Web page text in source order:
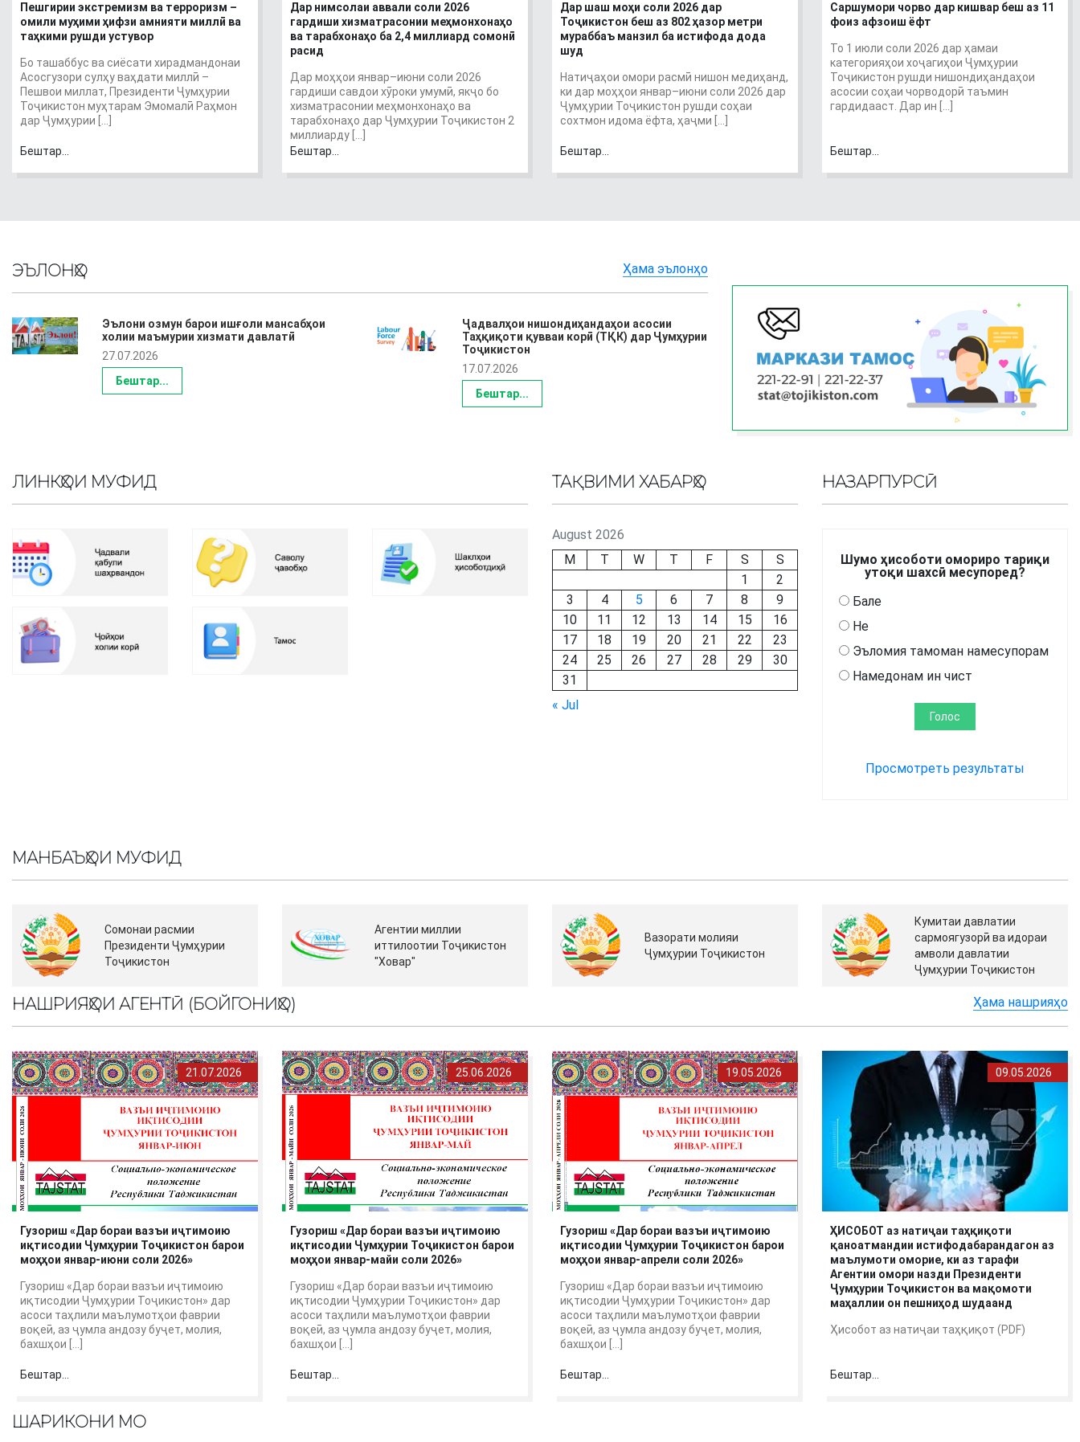
Пешгирии экстремизм ва терроризм –
омили муҳими ҳифзи амнияти миллӣ ва
таҳкими рушди устувор
Бо ташаббус ва сиёсати хирадмандонаи
Асосгузори сулҳу ваҳдати миллӣ –
Пешвои миллат, Президенти Ҷумҳурии
Тоҷикистон муҳтарам Эмомалӣ Раҳмон
дар Ҷумҳурии […]
Бештар...
Дар нимсолаи аввали соли 2026
гардиши хизматрасонии меҳмонхонаҳо
ва тарабхонаҳо ба 2,4 миллиард сомонӣ
расид
Дар моҳҳои январ–июни соли 2026
гардиши савдои хӯроки умумӣ, якҷо бо
хизматрасонии меҳмонхонаҳо ва
тарабхонаҳо дар Ҷумҳурии Тоҷикистон 2
миллиарду […]
Бештар...
Дар шаш моҳи соли 2026 дар
Тоҷикистон беш аз 802 ҳазор метри
мураббаъ манзил ба истифода дода
шуд
Натиҷаҳои омори расмӣ нишон медиҳанд,
ки дар моҳҳои январ–июни соли 2026 дар
Ҷумҳурии Тоҷикистон рушди соҳаи
сохтмон идома ёфта, ҳаҷми […]
Бештар...
Саршумори чорво дар кишвар беш аз 11
фоиз афзоиш ёфт
То 1 июли соли 2026 дар ҳамаи
категорияҳои хоҷагиҳои Ҷумҳурии
Тоҷикистон рушди нишондиҳандаҳои
асосии соҳаи чорводорӣ таъмин
гардидааст. Дар ин […]
Бештар...
ЭЪЛОНҲО Ҳама эълонҳо
Эълони озмун барои ишғоли мансабҳои
холии маъмурии хизмати давлатӣ
27.07.2026
Бештар...
Ҷадвалҳои нишондиҳандаҳои асосии
Таҳқиқоти қувваи корӣ (ТҚК) дар Ҷумҳурии
Тоҷикистон
17.07.2026
Бештар...
ЛИНКҲОИ МУФИД ТАҚВИМИ ХАБАРҲО
August 2026
M
T W T F S
S
1
2
3
4 5 6 7 8
9
10
11 12 13 14 15
16
17
18 19 20 21 22
23
24
25 26 27 28 29
30
31
« Jul
НАЗАРПУРСӢ
Шумо ҳисоботи омориро тариқи
утоқи шахсӣ месупоред?
Бале
Не
Эъломия тамоман намесупорам
Намедонам ин чист
Просмотреть результаты
МАНБАЪҲОИ МУФИД
Сомонаи расмии
Президенти Ҷумҳурии
Тоҷикистон
Агентии миллии
иттилоотии Тоҷикистон
"Ховар"
Вазорати молияи
Ҷумҳурии Тоҷикистон
Кумитаи давлатии
сармоягузорӣ ва идораи
амволи давлатии
Ҷумҳурии Тоҷикистон
НАШРИЯҲОИ АГЕНТӢ (БОЙГОНИҲО) Ҳама нашрияҳо
21.07.2026
Гузориш «Дар бораи вазъи иҷтимоию
иқтисодии Ҷумҳурии Тоҷикистон барои
моҳҳои январ-июни соли 2026»
Гузориш «Дар бораи вазъи иҷтимоию
иқтисодии Ҷумҳурии Тоҷикистон» дар
асоси таҳлили маълумотҳои фаврии
воқеӣ, аз ҷумла андозу буҷет, молия,
бахшҳои […]
Бештар...
25.06.2026
Гузориш «Дар бораи вазъи иҷтимоию
иқтисодии Ҷумҳурии Тоҷикистон барои
моҳҳои январ-майи соли 2026»
Гузориш «Дар бораи вазъи иҷтимоию
иқтисодии Ҷумҳурии Тоҷикистон» дар
асоси таҳлили маълумотҳои фаврии
воқеӣ, аз ҷумла андозу буҷет, молия,
бахшҳои […]
Бештар...
19.05.2026
Гузориш «Дар бораи вазъи иҷтимоию
иқтисодии Ҷумҳурии Тоҷикистон барои
моҳҳои январ-апрели соли 2026»
Гузориш «Дар бораи вазъи иҷтимоию
иқтисодии Ҷумҳурии Тоҷикистон» дар
асоси таҳлили маълумотҳои фаврии
воқеӣ, аз ҷумла андозу буҷет, молия,
бахшҳои […]
Бештар...
09.05.2026
ҲИСОБОТ аз натиҷаи таҳқиқоти
қаноатмандии истифодабарандагон аз
маълумоти оморие, ки аз тарафи
Агентии омори назди Президенти
Ҷумҳурии Тоҷикистон ва мақомоти
маҳаллии он пешниҳод шудаанд
Ҳисобот аз натиҷаи таҳқиқот (PDF)
Бештар...
ШАРИКОНИ МО